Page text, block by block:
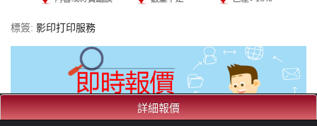
標簽: 影印打印服務
詳細報價